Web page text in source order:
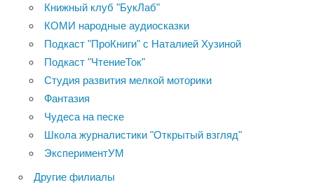
Книжный клуб "БукЛаб"
КОМИ народные аудиосказки
Подкаст "ПроКниги" с Наталией Хузиной
Подкаст "ЧтениеТок"
Студия развития мелкой моторики
Фантазия
Чудеса на песке
Школа журналистики "Открытый взгляд"
ЭкспериментУМ
Другие филиалы